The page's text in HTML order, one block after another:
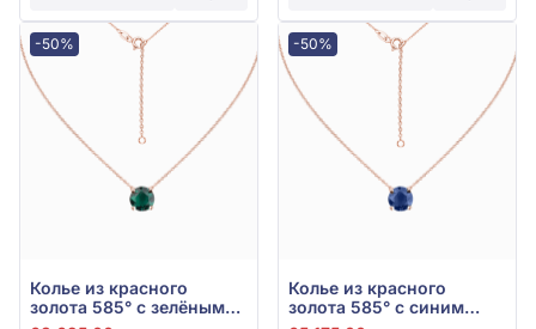
-50%
Колье из красного
золота 585° с зелёным
-50%
Колье из красного
золота 585° с синим